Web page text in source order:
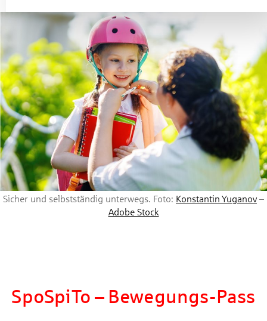
Sicher und selbstständig unterwegs. Foto: Konstantin Yuganov–
Adobe Stock
SpoSpiTo– Bewegungs-Pass